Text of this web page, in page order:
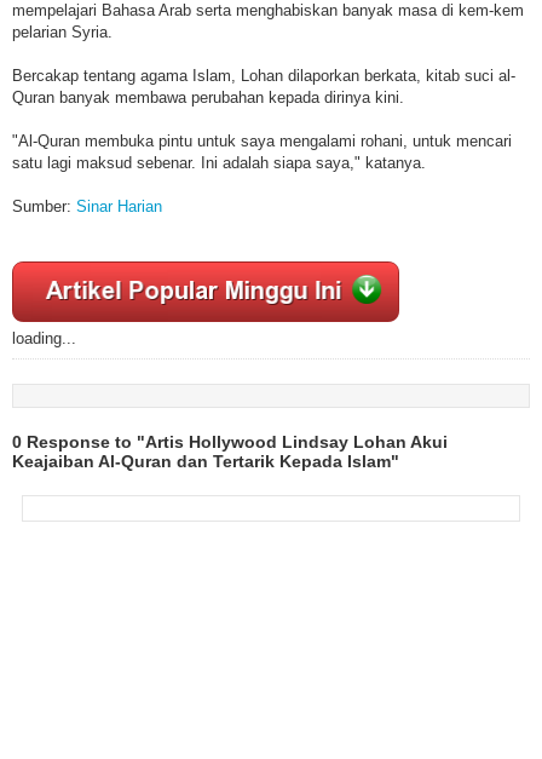
mempelajari Bahasa Arab serta menghabiskan banyak masa di kem-kem
pelarian Syria.
Bercakap tentang agama Islam, Lohan dilaporkan berkata, kitab suci al-
Quran banyak membawa perubahan kepada dirinya kini.
"Al-Quran membuka pintu untuk saya mengalami rohani, untuk mencari
satu lagi maksud sebenar. Ini adalah siapa saya," katanya.
Sumber: Sinar Harian
loading...
0 Response to "Artis Hollywood Lindsay Lohan Akui
Keajaiban Al-Quran dan Tertarik Kepada Islam"